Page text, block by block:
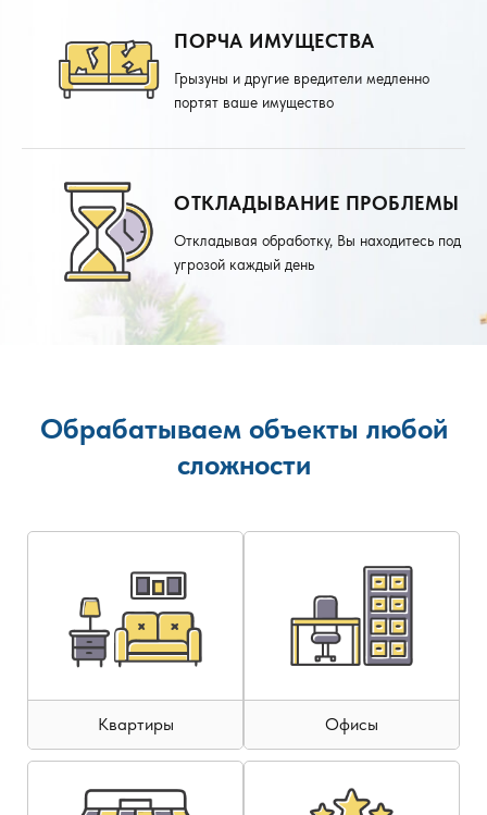
ПОРЧА ИМУЩЕСТВА
Грызуны и другие вредители медленно
портят ваше имущество
ОТКЛАДЫВАНИЕ ПРОБЛЕМЫ
Откладывая обработку, Вы находитесь под
угрозой каждый день
Обрабатываем объекты любой
сложности
Квартиры Офисы